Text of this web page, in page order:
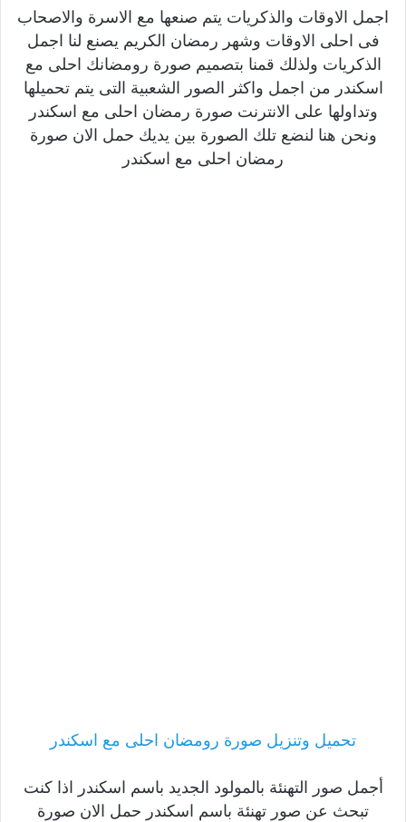
اجمل الاوقات والذكريات يتم صنعها مع الاسرة والاصحاب
فى احلى الاوقات وشهر رمضان الكريم يصنع لنا اجمل
الذكريات ولذلك قمنا بتصميم صورة رومضانك احلى مع
اسكندر من اجمل واكثر الصور الشعبية التى يتم تحميلها
وتداولها على الانترنت صورة رمضان احلى مع اسكندر
ونحن هنا لنضع تلك الصورة بين يديك حمل الان صورة
رمضان احلى مع اسكندر
تحميل وتنزيل صورة رومضان احلى مع اسكندر
أجمل صور التهنئة بالمولود الجديد باسم اسكندر اذا كنت
تبحث عن صور تهنئة باسم اسكندر حمل الان صورة